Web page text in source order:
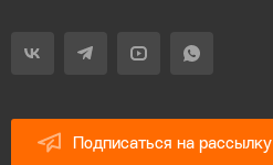
Подписаться на рассылку